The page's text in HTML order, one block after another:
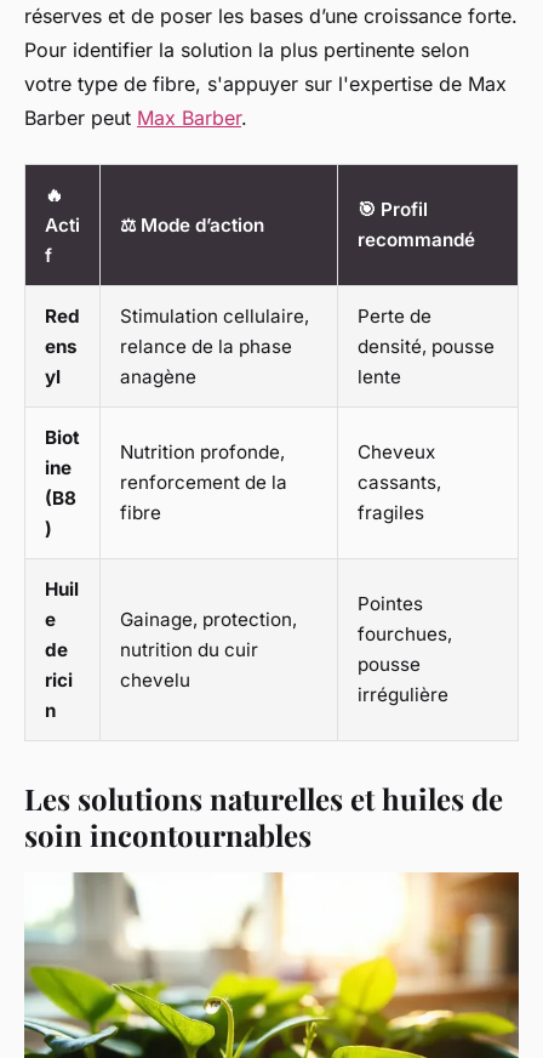
réserves et de poser les bases d’une croissance forte.
Pour identifier la solution la plus pertinente selon
votre type de fibre, s'appuyer sur l'expertise de Max
Barber peut Max Barber.
🔥
Acti
f
⚖️ Mode d’action
🎯 Profil
recommandé
Red
ens
yl
Stimulation cellulaire,
relance de la phase
anagène
Perte de
densité, pousse
lente
Biot
ine
(B8
)
Nutrition profonde,
renforcement de la
fibre
Cheveux
cassants,
fragiles
Huil
e
de
rici
n
Gainage, protection,
nutrition du cuir
chevelu
Pointes
fourchues,
pousse
irrégulière
Les solutions naturelles et huiles de
soin incontournables